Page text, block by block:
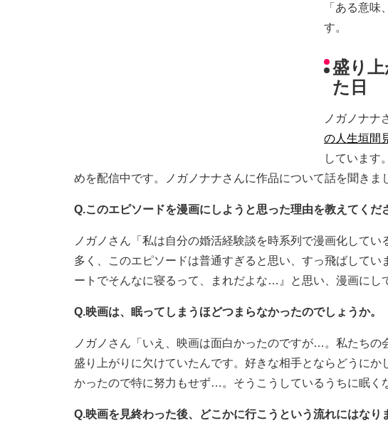
「ある意
す。
盛り
た日
ノガノナナ
の人生垣間
しています
めを配信中です。ノガノナナさんに作品について話を聞きま
Q.このエピソードを漫画にしようと思った理由を教えてくだ
ノガノさん「私は自分の婚活経験談を時系列で漫画化して
多く、このエピソードは普通すぎると思い、すっ飛ばして
ートでそんなに寝るって、まれだよな…』と思い、漫画にし
Q.映画は、眠ってしまうほどつまらなかったのでしょうか。
ノガノさん「いえ、映画は面白かったのですが…。私たちの
盛り上がりに欠けていたんです。好きな相手とならどうに
かったので特に努力もせず…。そうこうしているうちに眠く
Q.映画を見終わった後、どこかに行こうという流れにはなり